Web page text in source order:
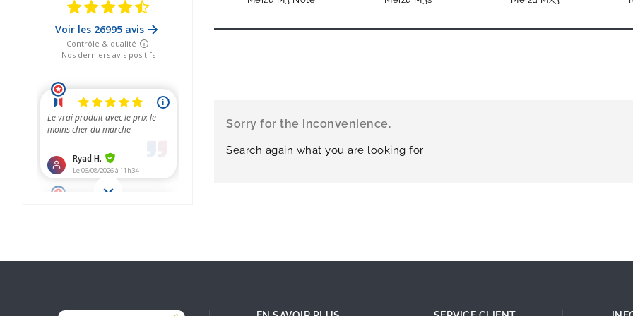
Sorry for the inconvenience.
Search again what you are looking for